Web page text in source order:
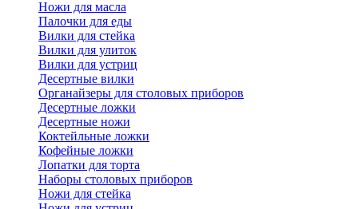
Ножи для масла
Палочки для еды
Вилки для стейка
Вилки для улиток
Вилки для устриц
Десертные вилки
Органайзеры для столовых приборов
Десертные ложки
Десертные ножи
Коктейльные ложки
Кофейные ложки
Лопатки для торта
Наборы столовых приборов
Ножи для стейка